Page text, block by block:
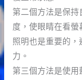
第二個方法是保
度，使眼睛在看
照明也是重要的
力。
第三個方法是使